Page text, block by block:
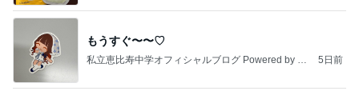
もうすぐ〜〜♡
私立恵比寿中学オフィシャルブログ Powered by A
5日前